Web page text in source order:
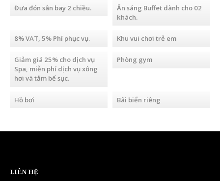
Đưa đón sân bay 2 chiều.
Ăn sáng Buffet dành cho 02
khách.
8% VAT, 5% Phí phục vụ. Khu vui chơi trẻ em
Giảm giá 25% cho dịch vụ
Spa, miễn phí dịch vụ xông
hơi và tắm bể sục.
Phòng gym
Hồ bơi Bãi biển riêng
LIÊN HỆ